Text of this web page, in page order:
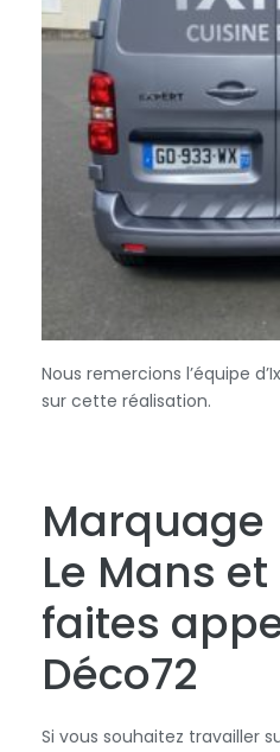
Nous remercions l’équipe
sur cette réalisation.
Le Mans
faites
Déco72
Si vous souhaitez travailler